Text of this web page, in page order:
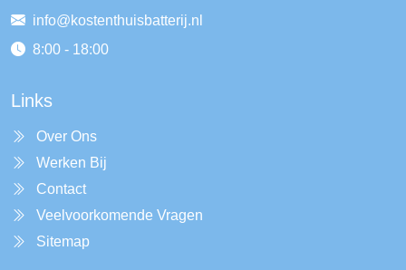
info@kostenthuisbatterij.nl
8:00 - 18:00
Links
Over Ons
Werken Bij
Contact
Veelvoorkomende Vragen
Sitemap